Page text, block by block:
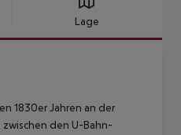
Lage
1830er Jahren an der
den U-Bahn-